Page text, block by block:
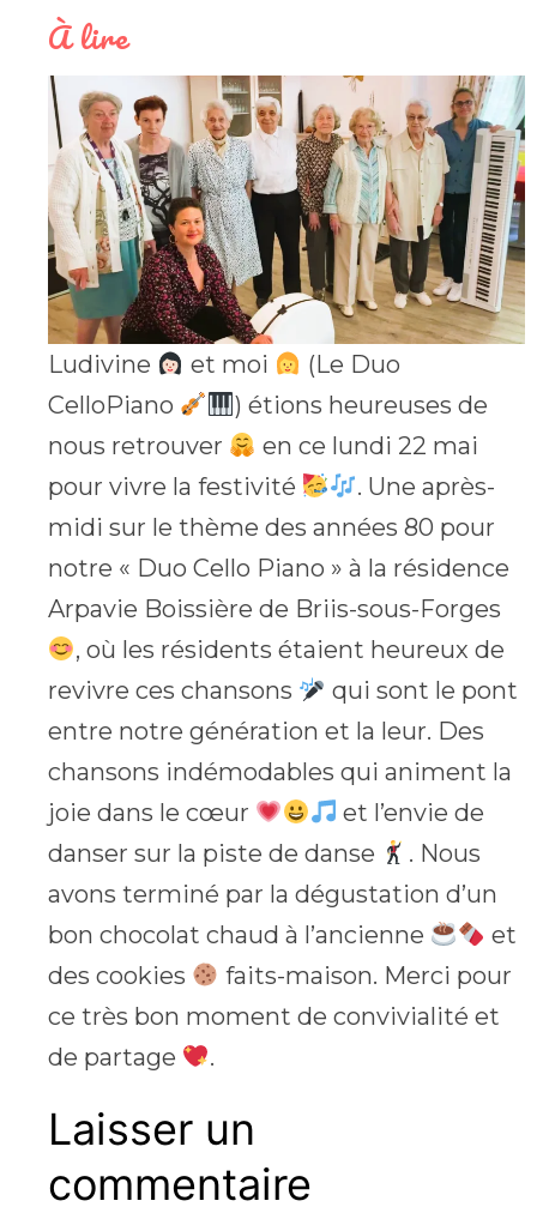
À lire
Ludivine et moi
(Le Duo
CelloPiano
) étions heureuses de
nous retrouver
en ce lundi 22 mai
pour vivre la festivité
. Une après-
midi sur le thème des années 80 pour
notre « Duo Cello Piano » à la résidence
Arpavie Boissière de Briis-sous-Forges
, où les résidents étaient heureux de
revivre ces chansons
qui sont le pont
entre notre génération et la leur. Des
chansons indémodables qui animent la
joie dans le cœur
et l’envie de
danser sur la piste de danse
. Nous
avons terminé par la dégustation d’un
bon chocolat chaud à l’ancienne
et
des cookies
faits-maison. Merci pour
ce très bon moment de convivialité et
de partage
.
Laisser un
commentaire